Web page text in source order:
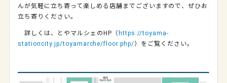
んが気軽に立ち寄って楽しめる店舗までございますので、ぜひお
立ち寄りください。
詳しくは、とやマルシェのHP（ https://toyama-
stationcity.jp/toyamarche/floor.php/）をご覧ください。